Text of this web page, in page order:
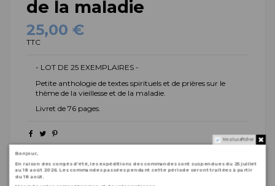
de la maladie
25,00 €
TTC
- LOT DE 25 EXEMPLAIRES -
Petite anthologie de textes spirituels et de prières sur le
thème de la vieillesse et de la maladie.
Livret de 76 pages.
Description
Ne plus afficher
Bonjour,
En raison des congés d’été, les expéditions des commandes sont suspendues du 25 juillet
au 18 août 2026. Les commandes passées pendant cette période seront traitées à partir
du 18 août.